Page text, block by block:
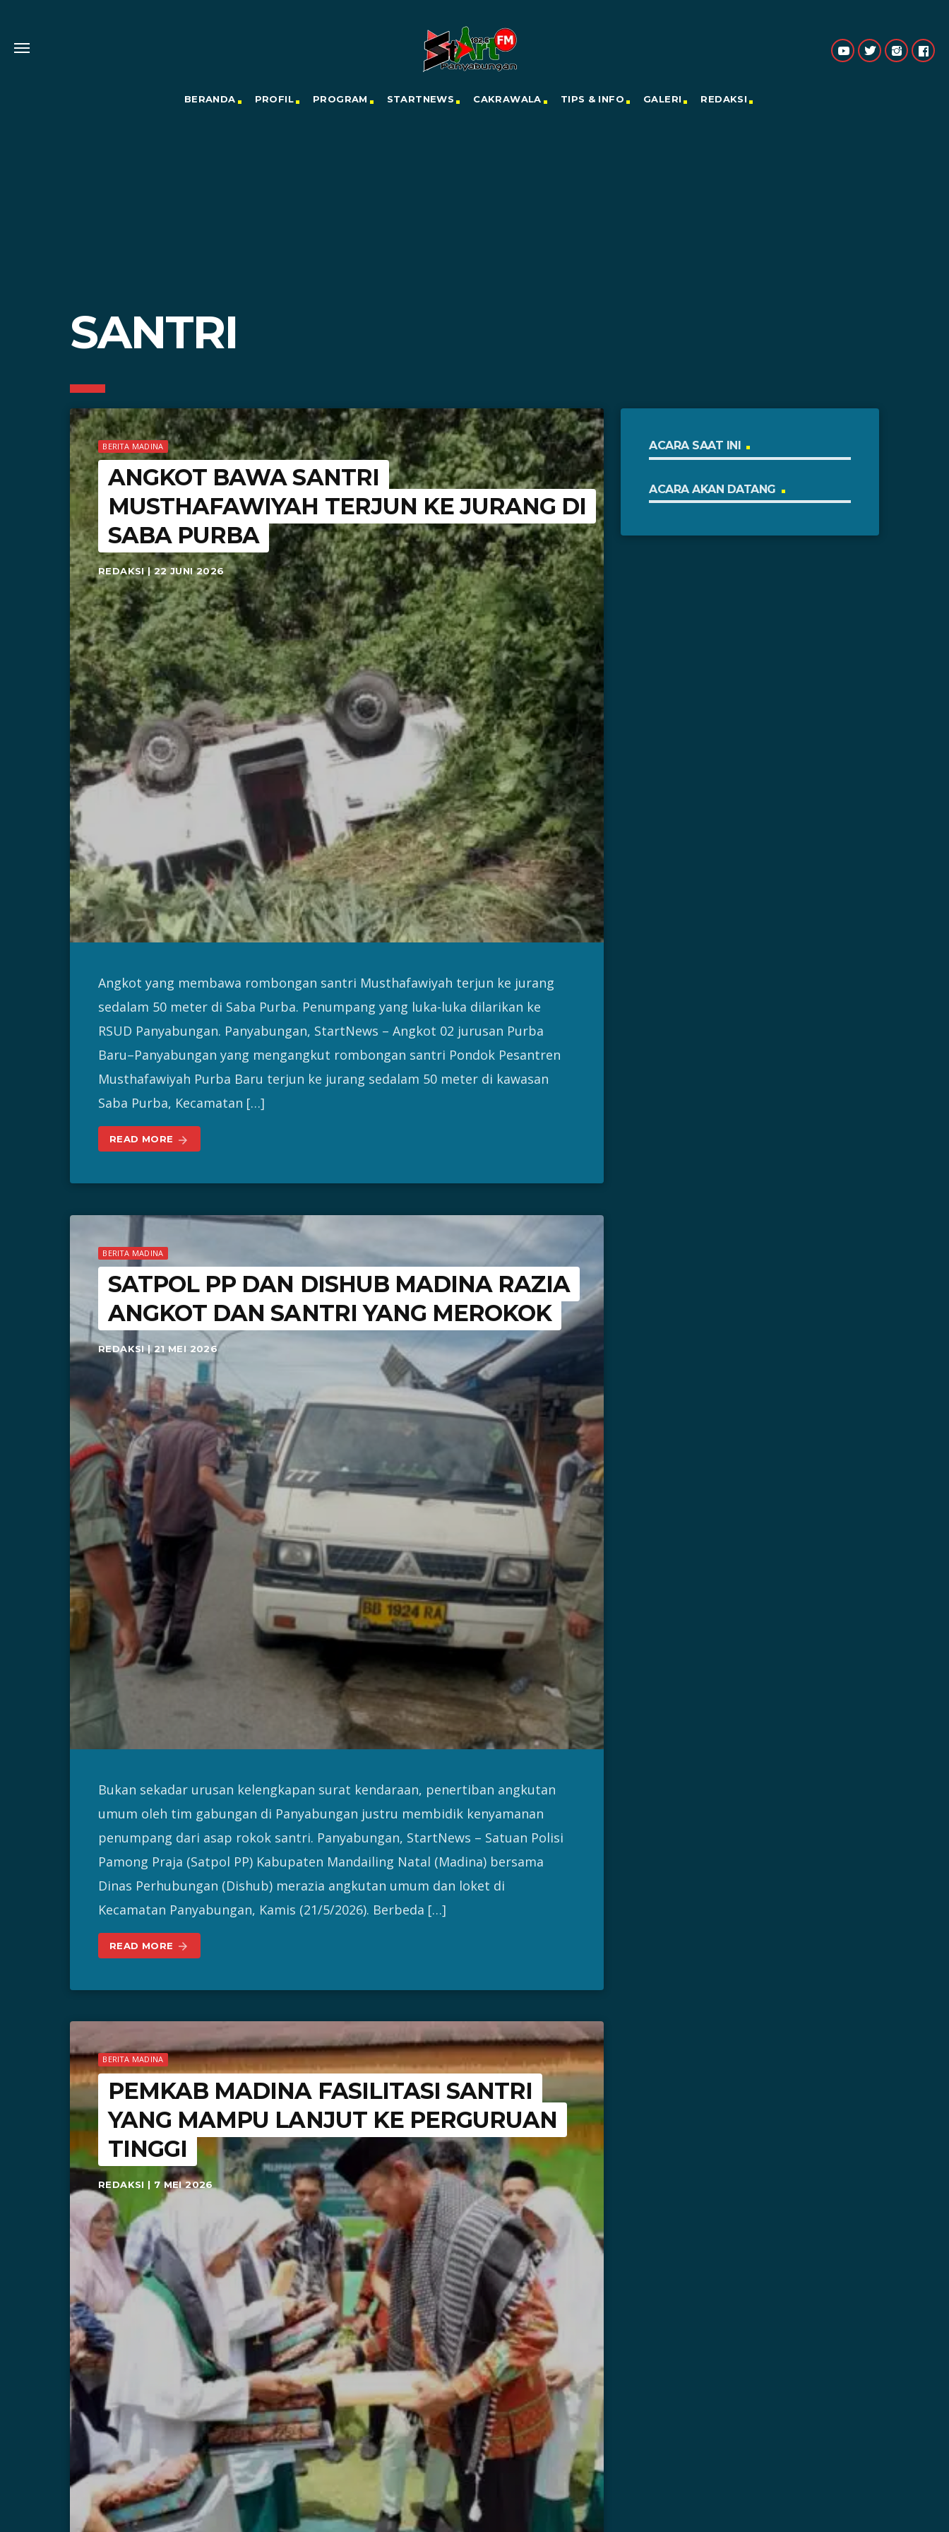
BERANDA PROFIL PROGRAM STARTNEWS CAKRAWALA TIPS & INFO GALERI REDAKSI
SANTRI
BERITA MADINA
ANGKOT BAWA SANTRI
MUSTHAFAWIYAH TERJUN KE JURANG DI
SABA PURBA
REDAKSI | 22 JUNI 2026
Angkot yang membawa rombongan santri Musthafawiyah terjun ke jurang
sedalam 50 meter di Saba Purba. Penumpang yang luka-luka dilarikan ke
RSUD Panyabungan. Panyabungan, StartNews – Angkot 02 jurusan Purba
Baru–Panyabungan yang mengangkut rombongan santri Pondok Pesantren
Musthafawiyah Purba Baru terjun ke jurang sedalam 50 meter di kawasan
Saba Purba, Kecamatan […]
READ MORE arrow_forward
BERITA MADINA
SATPOL PP DAN DISHUB MADINA RAZIA
ANGKOT DAN SANTRI YANG MEROKOK
REDAKSI | 21 MEI 2026
Bukan sekadar urusan kelengkapan surat kendaraan, penertiban angkutan
umum oleh tim gabungan di Panyabungan justru membidik kenyamanan
penumpang dari asap rokok santri. Panyabungan, StartNews – Satuan Polisi
Pamong Praja (Satpol PP) Kabupaten Mandailing Natal (Madina) bersama
Dinas Perhubungan (Dishub) merazia angkutan umum dan loket di
Kecamatan Panyabungan, Kamis (21/5/2026). Berbeda […]
READ MORE arrow_forward
BERITA MADINA
PEMKAB MADINA FASILITASI SANTRI
YANG MAMPU LANJUT KE PERGURUAN
TINGGI
REDAKSI | 7 MEI 2026
ACARA SAAT INI
ACARA AKAN DATANG